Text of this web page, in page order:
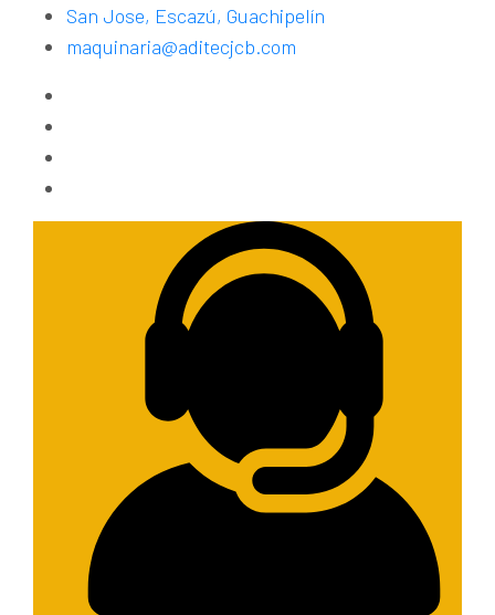
San Jose, Escazú, Guachipelín
maquinaria@aditecjcb.com